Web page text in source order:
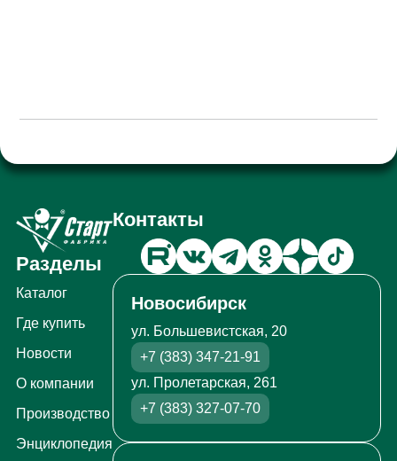
Разделы
Каталог
Где купить
Новости
О компании
Производство
Энциклопедия
Контакты
Новосибирск
ул. Большевистская, 20
+7 (383) 347-21-91
ул. Пролетарская, 261
+7 (383) 327-07-70